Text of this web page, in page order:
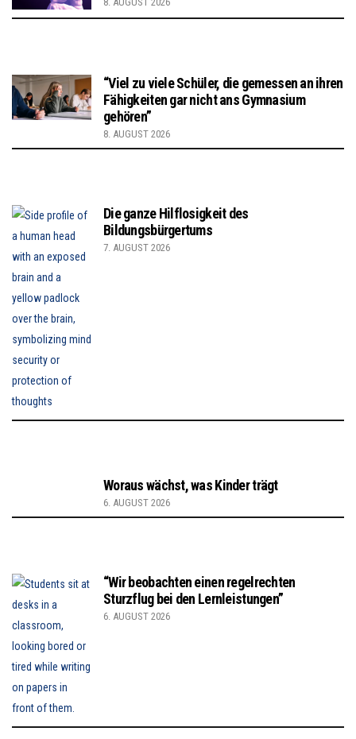
“Viel zu viele Schüler, die gemessen an ihren
Fähigkeiten gar nicht ans Gymnasium
gehören”
8. AUGUST 2026
Die ganze Hilflosigkeit des
Bildungsbürgertums
7. AUGUST 2026
Woraus wächst, was Kinder trägt
6. AUGUST 2026
“Wir beobachten einen regelrechten
Sturzflug bei den Lernleistungen”
6. AUGUST 2026